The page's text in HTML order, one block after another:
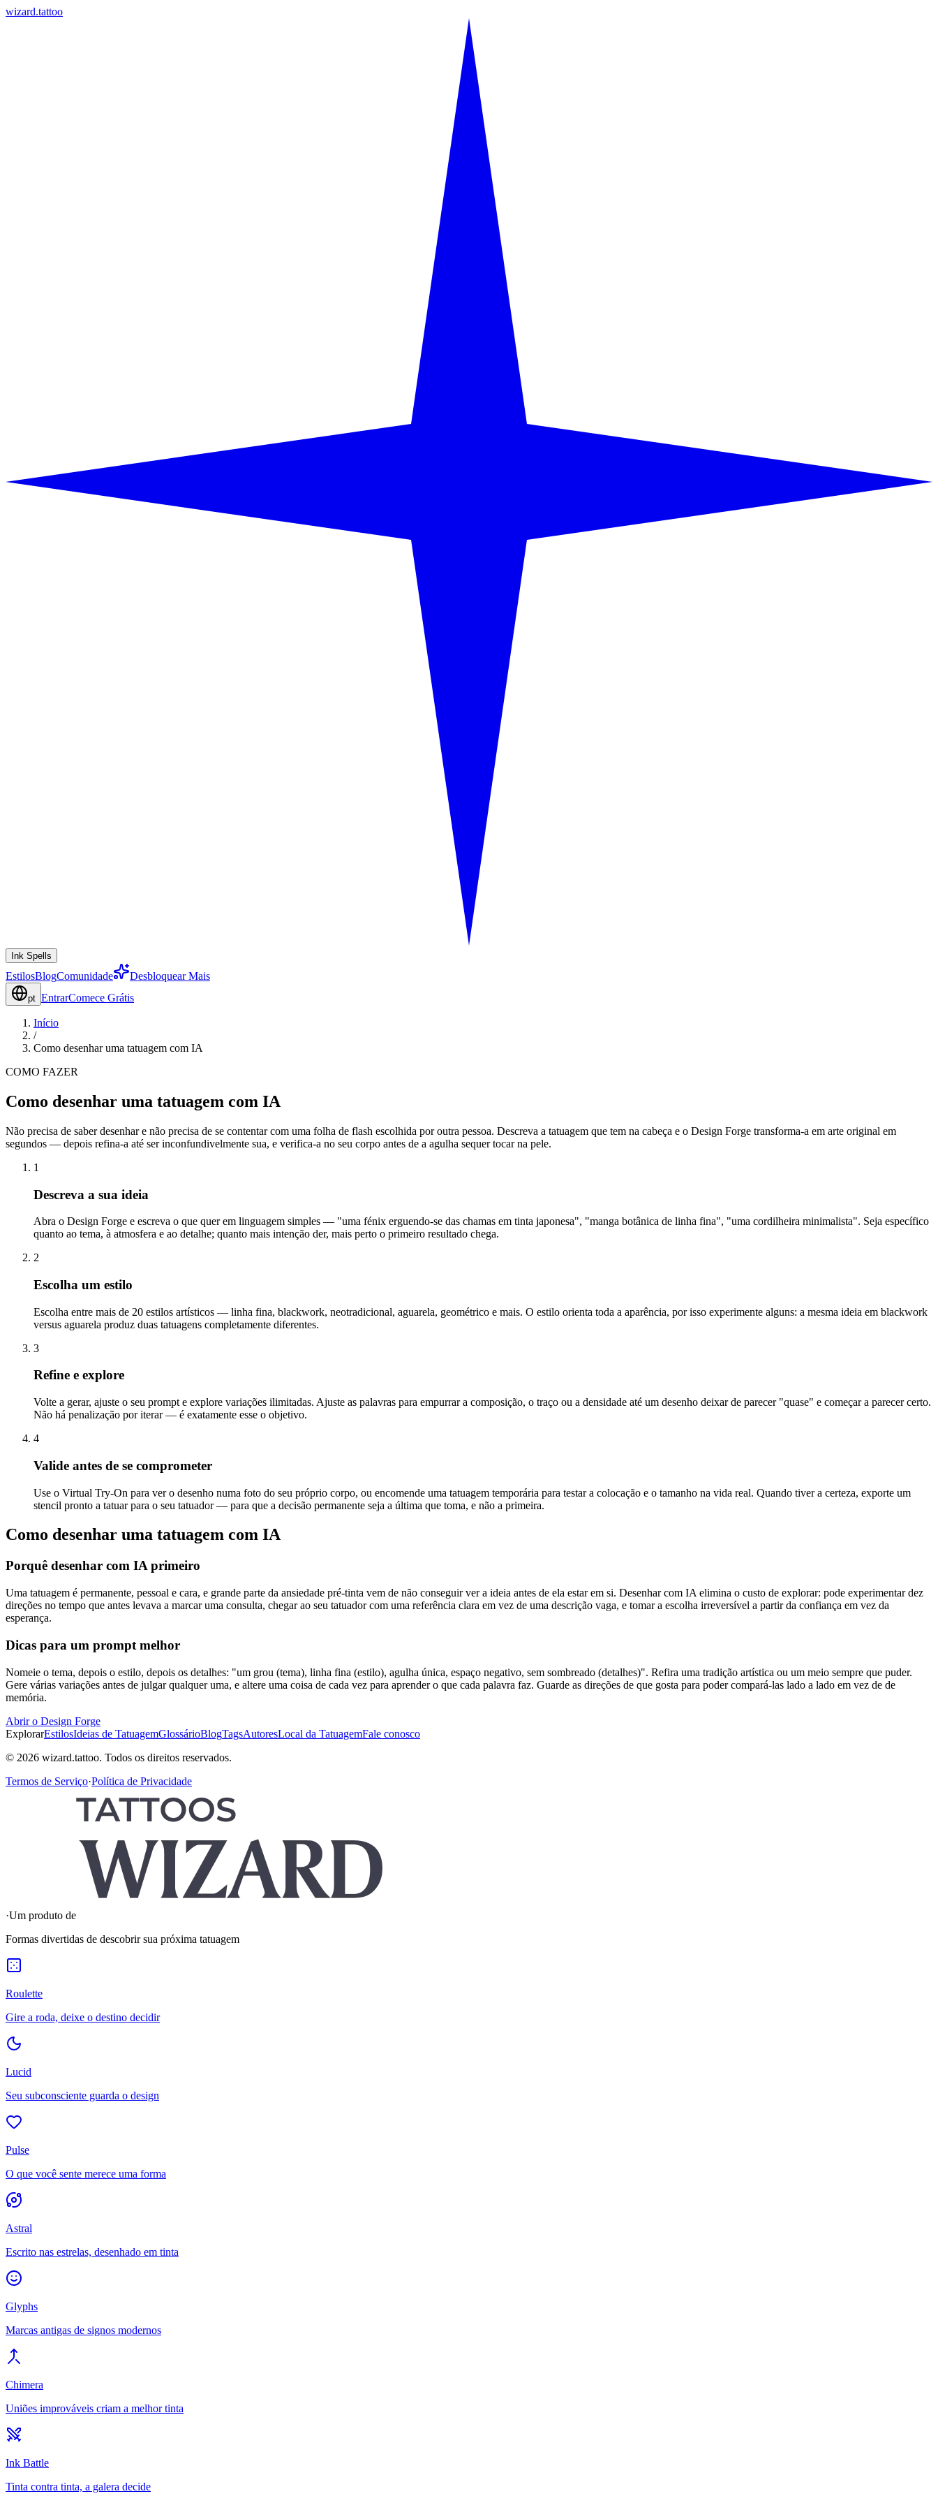
wizard.tattoo
Ink Spells
EstilosBlogComunidade Desbloquear Mais
pt EntrarComece Grátis
Início
/
Como desenhar uma tatuagem com IA
COMO FAZER
Como desenhar uma tatuagem com IA
Não precisa de saber desenhar e não precisa de se contentar com uma folha de flash escolhida por outra pessoa. Descreva a tatuagem que tem na cabeça e o Design Forge transforma-a em arte original em
segundos — depois refina-a até ser inconfundivelmente sua, e verifica-a no seu corpo antes de a agulha sequer tocar na pele.
1
Descreva a sua ideia
Abra o Design Forge e escreva o que quer em linguagem simples — "uma fénix erguendo-se das chamas em tinta japonesa", "manga botânica de linha fina", "uma cordilheira minimalista". Seja específico
quanto ao tema, à atmosfera e ao detalhe; quanto mais intenção der, mais perto o primeiro resultado chega.
2
Escolha um estilo
Escolha entre mais de 20 estilos artísticos — linha fina, blackwork, neotradicional, aguarela, geométrico e mais. O estilo orienta toda a aparência, por isso experimente alguns: a mesma ideia em blackwork
versus aguarela produz duas tatuagens completamente diferentes.
3
Refine e explore
Volte a gerar, ajuste o seu prompt e explore variações ilimitadas. Ajuste as palavras para empurrar a composição, o traço ou a densidade até um desenho deixar de parecer "quase" e começar a parecer certo.
Não há penalização por iterar — é exatamente esse o objetivo.
4
Valide antes de se comprometer
Use o Virtual Try-On para ver o desenho numa foto do seu próprio corpo, ou encomende uma tatuagem temporária para testar a colocação e o tamanho na vida real. Quando tiver a certeza, exporte um
stencil pronto a tatuar para o seu tatuador — para que a decisão permanente seja a última que toma, e não a primeira.
Como desenhar uma tatuagem com IA
Porquê desenhar com IA primeiro
Uma tatuagem é permanente, pessoal e cara, e grande parte da ansiedade pré-tinta vem de não conseguir ver a ideia antes de ela estar em si. Desenhar com IA elimina o custo de explorar: pode experimentar dez
direções no tempo que antes levava a marcar uma consulta, chegar ao seu tatuador com uma referência clara em vez de uma descrição vaga, e tomar a escolha irreversível a partir da confiança em vez da
esperança.
Dicas para um prompt melhor
Nomeie o tema, depois o estilo, depois os detalhes: "um grou (tema), linha fina (estilo), agulha única, espaço negativo, sem sombreado (detalhes)". Refira uma tradição artística ou um meio sempre que puder.
Gere várias variações antes de julgar qualquer uma, e altere uma coisa de cada vez para aprender o que cada palavra faz. Guarde as direções de que gosta para poder compará-las lado a lado em vez de de
memória.
Abrir o Design Forge
ExplorarEstilosIdeias de TatuagemGlossárioBlogTagsAutoresLocal da TatuagemFale conosco
© 2026 wizard.tattoo. Todos os direitos reservados.
Termos de Serviço·Política de Privacidade
·Um produto de
Formas divertidas de descobrir sua próxima tatuagem
Roulette
Gire a roda, deixe o destino decidir
Lucid
Seu subconsciente guarda o design
Pulse
O que você sente merece uma forma
Astral
Escrito nas estrelas, desenhado em tinta
Glyphs
Marcas antigas de signos modernos
Chimera
Uniões improváveis criam a melhor tinta
Ink Battle
Tinta contra tinta, a galera decide